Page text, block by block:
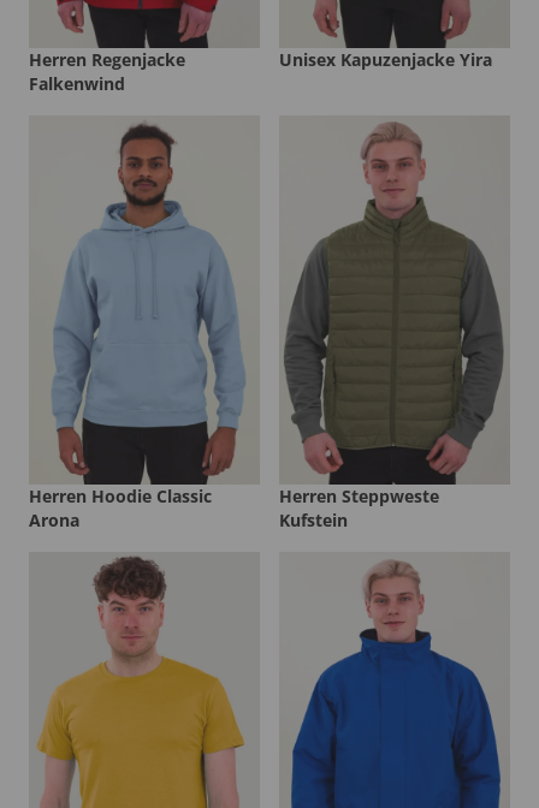
Herren Regenjacke
Falkenwind
Unisex Kapuzenjacke Yira
Herren Hoodie Classic
Arona
Herren Steppweste
Kufstein